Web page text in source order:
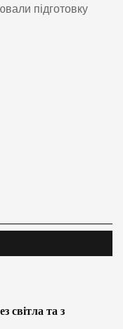
підготовку
світла та з